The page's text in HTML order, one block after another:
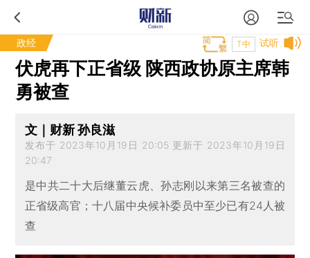
政经 试听
T中
伏虎再下正省级 陕西政协原主席韩
勇被查
文｜财新 孙良滋
发布于 2023年10月19日 20:05 更新于 2023年10月19日
20:47
是中共二十大后继董云虎、孙志刚以来第三名被查的
正省级高官；十八届中央候补委员中至少已有24人被
查